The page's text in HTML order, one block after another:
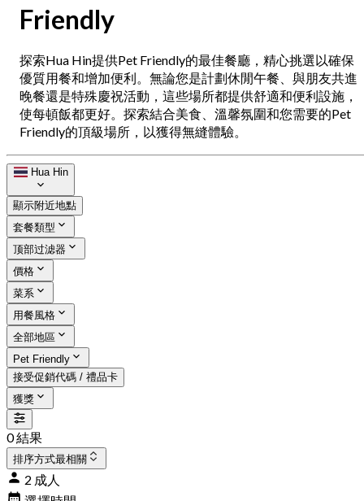
Friendly
探索Hua Hin提供Pet Friendly的最佳餐廳，精心挑選以確保
優質用餐和增加便利。無論您是計劃休閒午餐、與朋友共進
晚餐還是特殊慶祝活動，這些場所都提供舒適和便利設施，
使每頓飯都更好。探索結合美食、溫馨氛圍和您需要的Pet
Friendly的頂級場所，以獲得無縫體驗。
Hua Hin
顯示附近地點
套餐類型
顶部过滤器
價格
菜系
用餐風格
全部地區
Pet Friendly
接受促銷代碼 / 禮品卡
獲獎
0 結果
排序方式最相關
2 成人